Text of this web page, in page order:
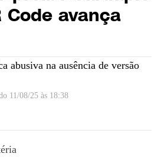
Code avança
abusiva na ausência de versão
11/08/25 às 18:38
Projeto quer proibir cardápio só com QR Code em São Paulo | CNN 360º